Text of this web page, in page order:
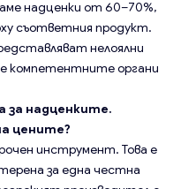
надценки от 60–70%,
съответния продукт.
нелоялни
компетентните органи
за надценките.
цените?
инструмент. Това е
за една честна